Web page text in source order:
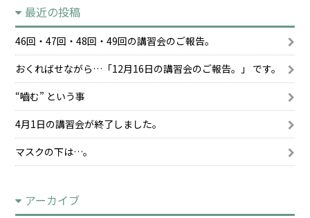
最近の投稿
46回・47回・48回・49回の講習会のご報告。
おくればせながら…「12月16日の講習会のご報告。」 です。
“嚙む” という事
4月1日の講習会が終了しました。
マスクの下は…。
アーカイブ